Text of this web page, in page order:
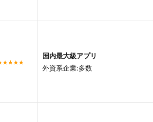
国内最大級アプリ
外資系企業:多数